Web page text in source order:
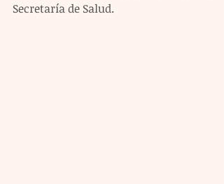
Secretaría de Salud.